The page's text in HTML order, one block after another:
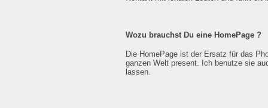
Wozu brauchst Du eine HomePage ?
Die HomePage ist der Ersatz für das
ganzen Welt present. Ich benutze sie
lassen.